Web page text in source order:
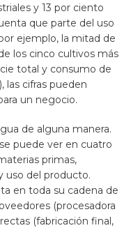
y 13 por ciento
que parte del uso
ejemplo, la mitad de
los cinco cultivos más
total y consumo de
las cifras pueden
un negocio.
de alguna manera.
puede ver en cuatro
primas,
uso del producto.
en toda su cadena de
(procesadora
(fabricación final,